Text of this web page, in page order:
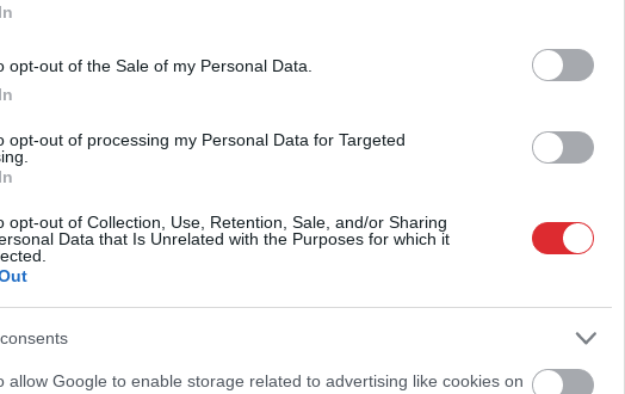
opt-out of the Sale of my Personal Data.
opt-out of processing my Personal Data for Targeted
opt-out of Collection, Use, Retention, Sale, and/or Sharing
Data that Is Unrelated with the Purposes for which it
allow Google to enable storage related to advertising like cookies on
laikapstākļi
vilties! Gaiss
līdz +25 grādiem
Ukrainā noslēgusies
40 dienu operācija.